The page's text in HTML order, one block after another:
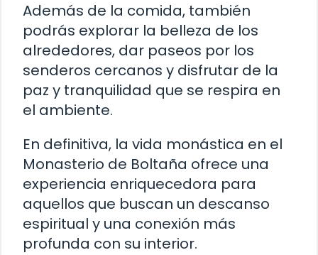
Además de la comida, también
podrás explorar la belleza de los
alrededores, dar paseos por los
senderos cercanos y disfrutar de la
paz y tranquilidad que se respira en
el ambiente.
En definitiva, la vida monástica en el
Monasterio de Boltaña ofrece una
experiencia enriquecedora para
aquellos que buscan un descanso
espiritual y una conexión más
profunda con su interior.